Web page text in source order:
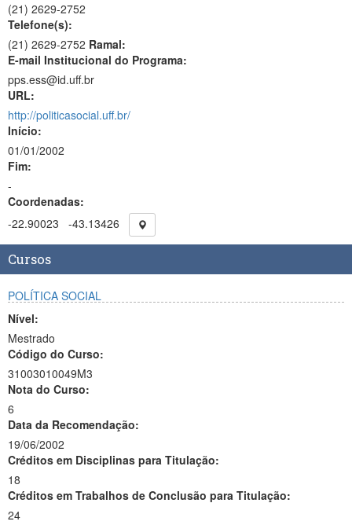
(21) 2629-2752
Telefone(s):
(21) 2629-2752 Ramal:
E-mail Institucional do Programa:
pps.ess@id.uff.br
URL:
http://politicasocial.uff.br/
Início:
01/01/2002
Fim:
-
Coordenadas:
-22.90023
-43.13426
Cursos
POLÍTICA SOCIAL
Nível:
Mestrado
Código do Curso:
31003010049M3
Nota do Curso:
6
Data da Recomendação:
19/06/2002
Créditos em Disciplinas para Titulação:
18
Créditos em Trabalhos de Conclusão para Titulação:
24